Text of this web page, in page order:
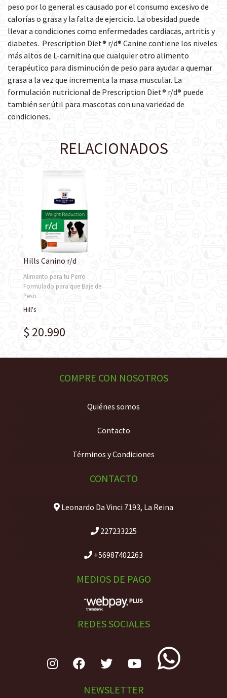
peso por lo general es causado por el consumo excesivo de
calorías o grasa y la falta de ejercicio. La obesidad puede
llevar a condiciones como enfermedades cardiacas, artritis y
diabetes. Prescription Diet® r/d® Canine contiene los niveles
más altos de L-carnitina que cualquier otro alimento
terapéutico para disminución de peso para ayudar a quemar
grasa a la vez que incrementa la masa muscular. La
formulación nutricional de Prescription Diet® r/d® puede
también ser útil para mascotas con una variedad de
condiciones.
RELACIONADOS
Hills Canino r/d
Alimento para tu Perro
Formulado para que Baje de
Peso
Hill's
$ 20.990
COMPRE CON NOSOTROS
Quiénes somos
Contacto
Términos y Condiciones
CONTACTO
Leonardo Da Vinci 7193, La Reina
227233225
+56987402263
MEDIOS DE PAGO
REDES SOCIALES
NEWSLETTER